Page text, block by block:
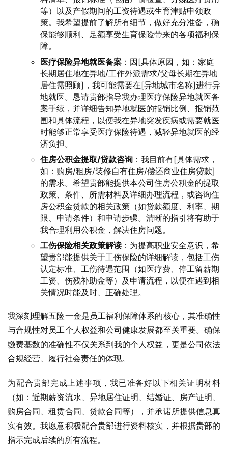
等）以及产假期间的工资待遇或生育津贴申领政
策。我希望提前了解所有细节，做好充分准备，确
保能够顺利、足额享受生育保险带来的各项福利保
障。
医疗保险异地就医备案 ：因[具体原因，如：家庭
长期居住地在异地/工作外派需求/父母长期在异地
居住需照顾]，我可能需要在[异地城市名称]进行异
地就医。恳请贵部指导我办理医疗保险异地就医备
案手续，并详细告知异地就医的报销比例、报销范
围和具体流程，以便我在异地突发疾病或需要就医
时能够正常享受医疗保险待遇，减轻异地就医的经
济负担。
住房公积金提取/贷款咨询 ：我目前有[具体需求，
如：购房/租房/装修自有住房/偿还商业住房贷款]
的需求。希望贵部能提供本公司住房公积金的提取
政策、条件、所需材料及详细办理流程，或咨询住
房公积金贷款的相关政策（如贷款额度、利率、期
限、申请条件）和申请步骤。清晰的指引将有助于
我合理利用公积金，解决住房问题。
工伤保险相关政策解读 ：为提高职业安全意识，希
望贵部能提供关于工伤保险的详细解读，包括工伤
认定标准、工伤待遇范围（如医疗费、停工留薪期
工资、伤残补助金等）及申请流程，以便在遇到相
关情况时能及时、正确处理。
我深刻理解五险一金是员工福利保障体系的核心，其准确性
与合规性对员工个人权益和公司健康发展都至关重要。确保
缴费基数的准确性不仅关系到我的个人权益，更是公司依法
合规经营、履行社会责任的体现。
为配合贵部完成上述事项，我已准备好以下相关证明材料
（如：近期薪资流水、异地居住证明、结婚证、房产证明、
购房合同、租赁合同、贷款合同等），并承诺所提供信息真
实有效。我愿意积极配合贵部进行资料核实，并根据贵部的
指示完成后续的所有流程。